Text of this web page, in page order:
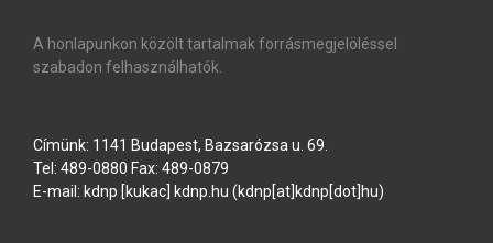
A honlapunkon közölt tartalmak forrásmegjelöléssel
szabadon felhasználhatók.
Címünk: 1141 Budapest, Bazsarózsa u. 69.
Tel: 489-0880 Fax: 489-0879
E-mail: kdnp [kukac] kdnp.hu (kdnp[at]kdnp[dot]hu)